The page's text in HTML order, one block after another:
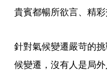
貴賓都暢所欲言、精彩
針對氣候變遷嚴苛的
候變遷，沒有人是局